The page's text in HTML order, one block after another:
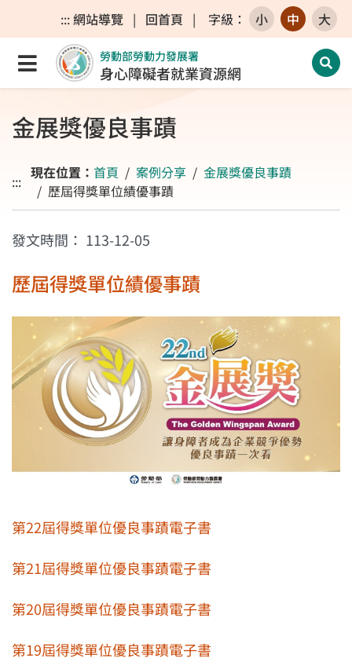
跳至主要內容區
跳至主要選單
跳至網站搜尋
:::網站導覽 | 回首頁 | 字級 ： 小 中 大
點選開啟選單
勞動部勞動力發展署
身心障礙者就業資源網 開
金展獎優良事蹟
::: 現在位置： 首頁 案例分享
金展獎優良事蹟
歷屆得獎單位績優事蹟
發文時間： 113-12-05
歷屆得獎單位績優事蹟
第22屆得獎單位優良事蹟電子書
第21屆得獎單位優良事蹟電子書
第20屆得獎單位優良事蹟電子書
第19屆得獎單位優良事蹟電子書